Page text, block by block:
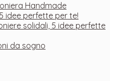
Handmade
solidali, 5 idee perfette
da sogno